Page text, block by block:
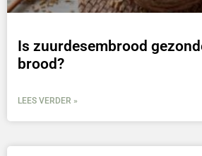
Is zuurdesembrood
brood?
LEES VERDER »